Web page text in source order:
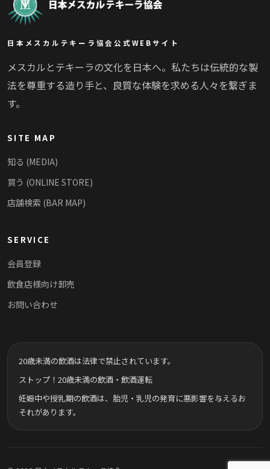
日本メスカルテキーラ協会公式WEBサイト
メスカルとテキーラの文化を日本へ。私たちは伝統的な製
法を尊重する造り手と、良質な体験を求める人々を繋ぎま
す。
SITE MAP
知る (MEDIA)
買う (ONLINE STORE)
店舗検索 (BAR MAP)
SERVICE
会員登録
飲食店様向け卸売
お問い合わせ
20歳未満の飲酒は法律で禁止されています。
ストップ！20歳未満の飲酒・飲酒運転
妊娠中や授乳期の飲酒は、胎児・乳児の発育に悪影響を与えるお
それがあります。